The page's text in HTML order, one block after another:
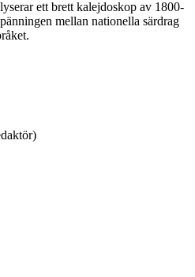
ett brett kalejdoskop av 1800-
mellan nationella särdrag